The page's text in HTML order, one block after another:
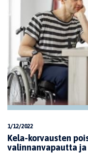
1/12/2022
Kela-korvausten
valinnanvapautta